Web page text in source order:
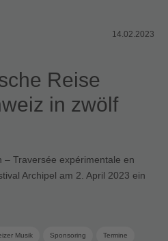
14.02.2023
Reise
in zwölf
– Traversée expérimentale en
Archipel am 2. April 2023 ein
Musik Sponsoring Termine